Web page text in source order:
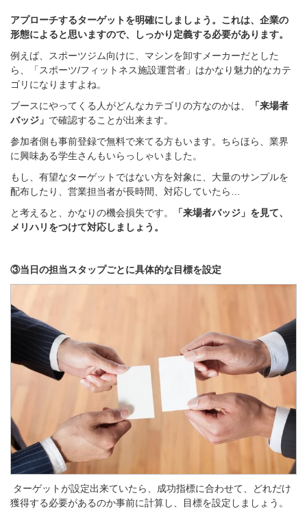
アプローチするターゲットを明確にしましょう。これは、企業の
形態によると思いますので、しっかり定義する必要があります。
例えば、スポーツジム向けに、マシンを卸すメーカーだとした
ら、
「スポーツ/フィットネス施設運営者」はかなり魅力的なカテ
ゴリになりますよね。
ブースにやってくる人がどんなカテゴリの方なのかは、
「来場者
バッジ」 で確認することが出来ます。
参加者側も事前登録で無料で来てる方もいます。ちらほら、業界
に興味ある学生さんもいらっしゃいました。
もし、有望なターゲットではない方を対象に、 大量のサンプルを
配布したり、 営業担当者が長時間、対応していたら…
と考えると、かなりの機会損失です。
「来場者バッジ」を見て、
メリハリをつけて対応しましょう。
③当日の担当スタップごとに具体的な目標を設定
ターゲットが設定出来ていたら、成功指標に合わせて、どれだけ
獲得する必要があるのか事前に計算し、目標を設定しましょう。